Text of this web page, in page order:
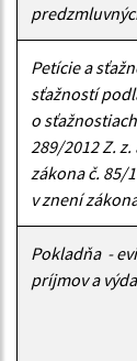
Petície a
sťažností
o
289/2012 Z.
zákona č. 85/
v znení
Pokladňa -
príjmov a